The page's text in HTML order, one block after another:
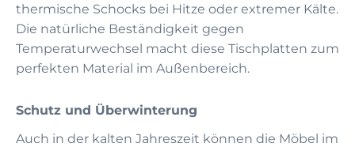
thermische Schocks bei Hitze oder extremer Kälte.
Die natürliche Beständigkeit gegen
Temperaturwechsel macht diese Tischplatten zum
perfekten Material im Außenbereich.
Schutz und Überwinterung
Auch in der kalten Jahreszeit können die Möbel im